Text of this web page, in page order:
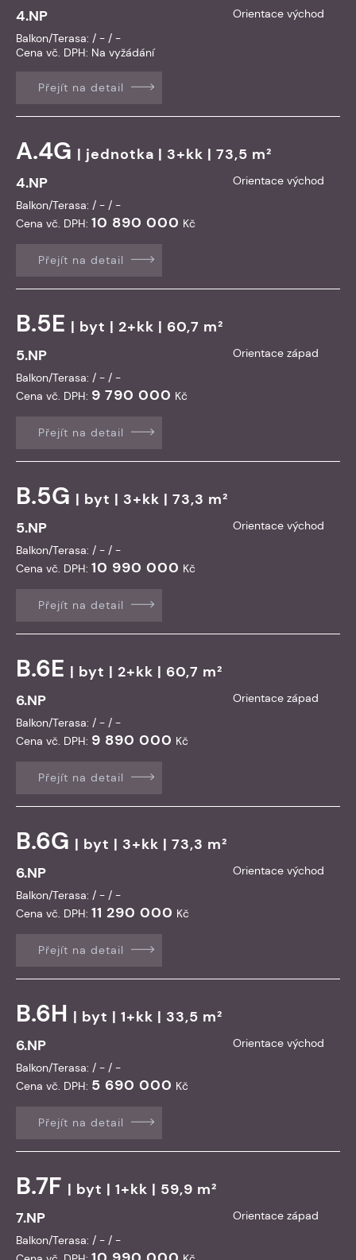
4.NP
Orientace východ
Balkon/Terasa: / - / -
Cena vč. DPH: Na vyžádání
Přejít na detail
A.4G | jednotka | 3+kk | 73,5 m²
4.NP
Orientace východ
Balkon/Terasa: / - / -
Cena vč. DPH: 10 890 000 Kč
Přejít na detail
B.5E | byt | 2+kk | 60,7 m²
5.NP
Orientace západ
Balkon/Terasa: / - / -
Cena vč. DPH: 9 790 000 Kč
Přejít na detail
B.5G | byt | 3+kk | 73,3 m²
5.NP
Orientace východ
Balkon/Terasa: / - / -
Cena vč. DPH: 10 990 000 Kč
Přejít na detail
B.6E | byt | 2+kk | 60,7 m²
6.NP
Orientace západ
Balkon/Terasa: / - / -
Cena vč. DPH: 9 890 000 Kč
Přejít na detail
B.6G | byt | 3+kk | 73,3 m²
6.NP
Orientace východ
Balkon/Terasa: / - / -
Cena vč. DPH: 11 290 000 Kč
Přejít na detail
B.6H | byt | 1+kk | 33,5 m²
6.NP
Orientace východ
Balkon/Terasa: / - / -
Cena vč. DPH: 5 690 000 Kč
Přejít na detail
B.7F | byt | 1+kk | 59,9 m²
7.NP
Orientace západ
Balkon/Terasa: / - / -